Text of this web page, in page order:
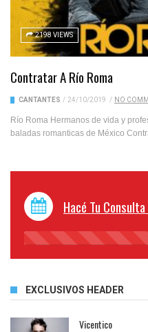
2198 VIEWS
Contratar A Río Roma
CANTANTES / 24/10/2019 / NO
Río Roma Hermanos de vida y
baladas romanticas de México
Hacé Tu Consulta
EXCLUSIVOS HEADER
Vicentico